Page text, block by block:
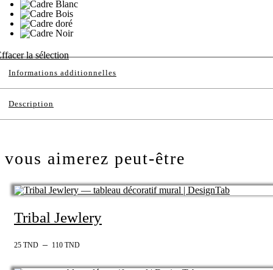
la sélection
Informations additionnelles
Description
vous aimerez peut-être
Tribal Jewlery
25 TND – 110 TND